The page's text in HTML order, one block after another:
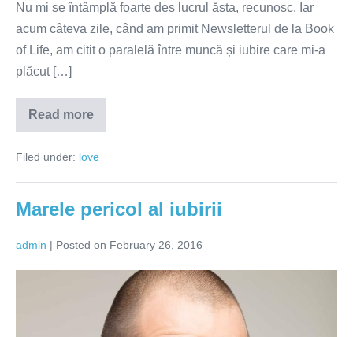
Nu mi se întâmplă foarte des lucrul ăsta, recunosc. Iar
acum câteva zile, când am primit Newsletterul de la Book
of Life, am citit o paralelă între muncă și iubire care mi-a
plăcut […]
Read moreProfesioniștii
relațiilor!
Filed under: love
Marele pericol al iubirii
admin | Posted on February 26, 2016